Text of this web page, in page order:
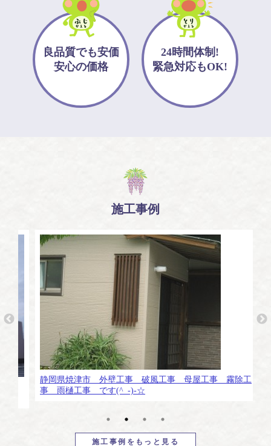
良品質でも安価
安心の価格
24時間体制!
緊急対応もOK!
施工事例
静岡県焼津市 外壁工事 破風工事 母屋工事 霧除工
事 雨樋工事 です(^_-)-☆
施工事例をもっと見る